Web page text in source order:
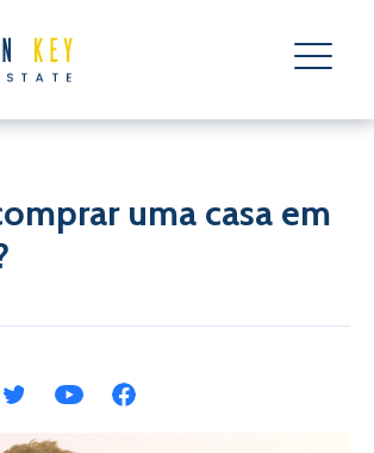
uma casa em